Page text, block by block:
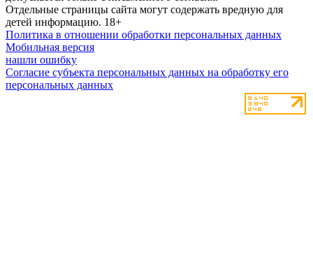
Отдельные страницы сайта могут содержать вредную для
детей информацию. 18+
Политика в отношении обработки персональных данных
Мобильная версия
нашли ошибку
Согласие субъекта персональных данных на обработку его
персональных данных